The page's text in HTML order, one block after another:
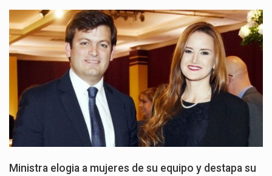
Ministra elogia a mujeres de su equipo y destapa su